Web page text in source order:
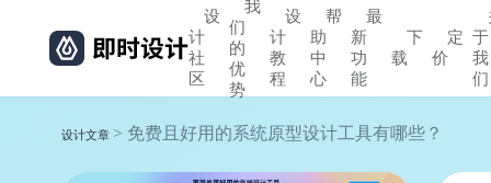
设
计
社
区
我
们
的
优
势
设
计
教
程
帮
助
中
心
最
新
功
能
下
载
定
价
于
我
们
设计文章 > 免费且好用的系统原型设计工具有哪些？